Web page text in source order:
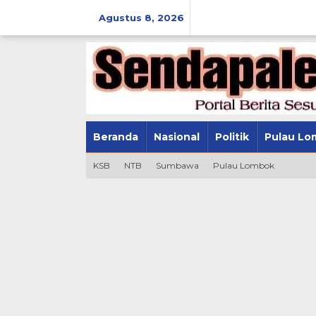
Agustus 8, 2026
Beranda Nasional Politik Pulau
KSB NTB Sumbawa Pulau Lombok